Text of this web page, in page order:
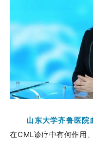
山东大学齐鲁医院
在CML诊疗中有何作用